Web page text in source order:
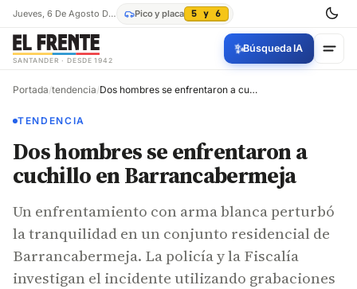
Jueves, 6 De Agosto De 2026 Pico y placa 5 y 6
SANTANDER · DESDE 1942
✨Búsqueda IA
Portada/tendencia/ Dos hombres se enfrentaron a cuchillo en Barrancabermeja
TENDENCIA
Dos hombres se enfrentaron a
cuchillo en Barrancabermeja
Un enfrentamiento con arma blanca perturbó
la tranquilidad en un conjunto residencial de
Barrancabermeja. La policía y la Fiscalía
investigan el incidente utilizando grabaciones